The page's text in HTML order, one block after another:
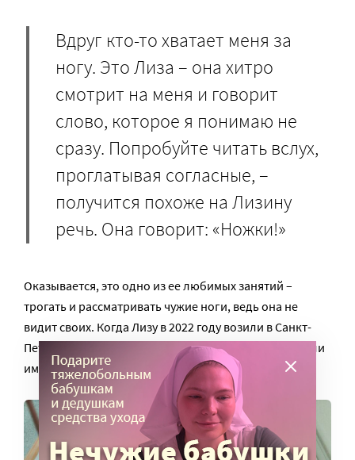
Вдруг кто-то хватает меня за
ногу. Это Лиза – она хитро
смотрит на меня и говорит
слово, которое я понимаю не
сразу. Попробуйте читать вслух,
проглатывая согласные, –
получится похоже на Лизину
речь. Она говорит: «Ножки!»
Оказывается, это одно из ее любимых занятий –
трогать и рассматривать чужие ноги, ведь она не
видит своих. Когда Лизу в 2022 году возили в Санкт-
Петербург, в Летнем саду ее больше всего впечатлили
именно «ножки» скульптур.